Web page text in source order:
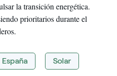
la transición energética.
prioritarios durante el
España Solar